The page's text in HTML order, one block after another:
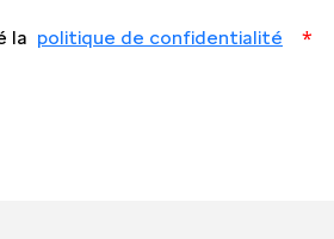
la politique de confidentialité *